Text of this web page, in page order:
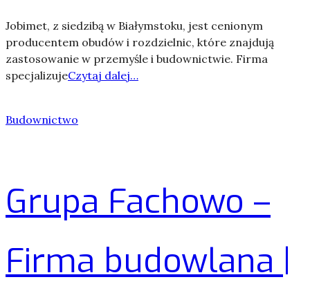
Jobimet, z siedzibą w Białymstoku, jest cenionym
producentem obudów i rozdzielnic, które znajdują
zastosowanie w przemyśle i budownictwie. Firma
specjalizujeCzytaj dalej…
Budownictwo
Grupa Fachowo –
Firma budowlana |